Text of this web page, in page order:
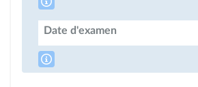
Date d'examen